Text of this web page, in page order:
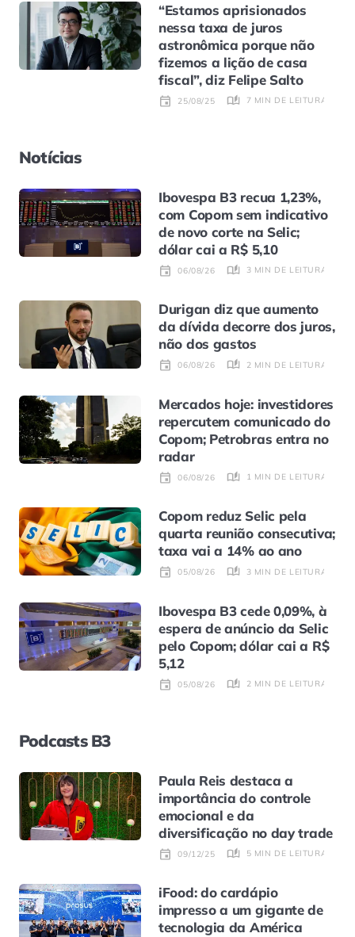
“Estamos aprisionados
nessa taxa de juros
astronômica porque não
fizemos a lição de casa
fiscal”, diz Felipe Salto
25/08/25 7 MIN DE LEITURA
Notícias
Ibovespa B3 recua 1,23%,
com Copom sem indicativo
de novo corte na Selic;
dólar cai a R$ 5,10
06/08/26 3 MIN DE LEITURA
Durigan diz que aumento
da dívida decorre dos juros,
não dos gastos
06/08/26 2 MIN DE LEITURA
Mercados hoje: investidores
repercutem comunicado do
Copom; Petrobras entra no
radar
06/08/26 1 MIN DE LEITURA
Copom reduz Selic pela
quarta reunião consecutiva;
taxa vai a 14% ao ano
05/08/26 3 MIN DE LEITURA
Ibovespa B3 cede 0,09%, à
espera de anúncio da Selic
pelo Copom; dólar cai a R$
5,12
05/08/26 2 MIN DE LEITURA
Podcasts B3
Paula Reis destaca a
importância do controle
emocional e da
diversificação no day trade
09/12/25 5 MIN DE LEITURA
iFood: do cardápio
impresso a um gigante de
tecnologia da América